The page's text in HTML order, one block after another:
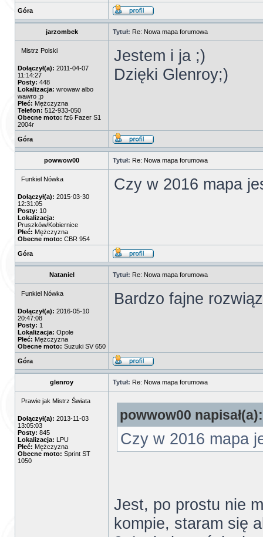
Góra
jarzombek Tytuł: Re: Nowa mapa forumowa
Mistrz Polski
Dołączył(a): 2011-04-07
11:14:27
Posty: 448
Lokalizacja: wrowaw albo
wawro ;p
Płeć: Mężczyzna
Telefon: 512-933-050
Obecne moto: fz6 Fazer S1
2004r
Jestem i ja ;)
Dzięki Glenroy;)
Góra
powwow00 Tytuł: Re: Nowa mapa forumowa
Funkiel Nówka
Dołączył(a): 2015-03-30
12:31:05
Posty: 10
Lokalizacja:
Pruszków/Kobiernice
Płeć: Mężczyzna
Obecne moto: CBR 954
Czy w 2016 mapa
Góra
Nataniel Tytuł: Re: Nowa mapa forumowa
Funkiel Nówka
Dołączył(a): 2016-05-10
20:47:08
Posty: 1
Lokalizacja: Opole
Płeć: Mężczyzna
Obecne moto: Suzuki SV 650
Bardzo fajne
Góra
glenroy Tytuł: Re: Nowa mapa forumowa
Prawie jak Mistrz Świata
Dołączył(a): 2013-11-03
13:05:03
Posty: 845
Lokalizacja: LPU
Płeć: Mężczyzna
Obecne moto: Sprint ST
1050
powwow00 napisał(a):
Czy w 2016 mapa
Jest, po prostu nie
kompie, staram się